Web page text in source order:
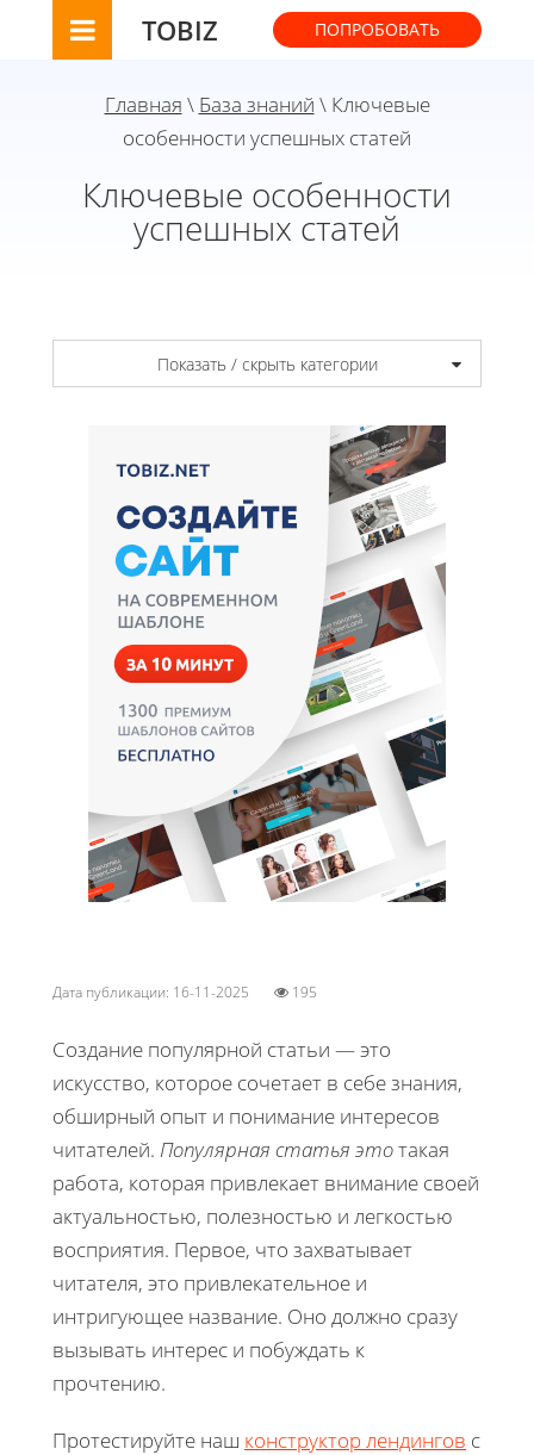
TOBIZ ПОПРОБОВАТЬ
Главная \ База знаний \ Ключевые
особенности успешных статей
Ключевые особенности
успешных статей
Показать / скрыть категории
Дата публикации: 16-11-2025 195
Создание популярной статьи — это
искусство, которое сочетает в себе знания,
обширный опыт и понимание интересов
читателей. Популярная статья этотакая
работа, которая привлекает внимание своей
актуальностью, полезностью и легкостью
восприятия. Первое, что захватывает
читателя, это привлекательное и
интригующее название. Оно должно сразу
вызывать интерес и побуждать к
прочтению.
Протестируйте наш конструктор лендингов с